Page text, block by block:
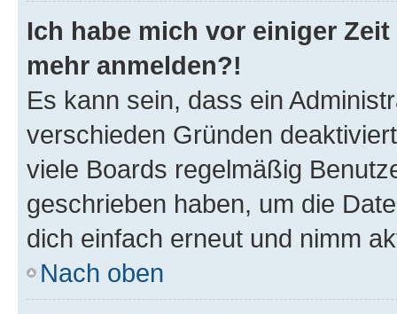
Ich habe mich vor einiger
mehr anmelden?!
Es kann sein, dass ein
verschieden Gründen
viele Boards regelmäßig
geschrieben haben, um die
dich einfach erneut und nimm
Nach oben